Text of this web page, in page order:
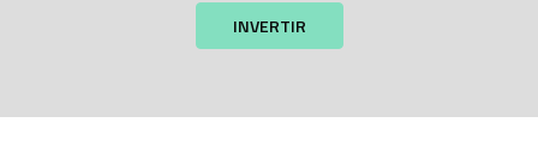
INVERTIR